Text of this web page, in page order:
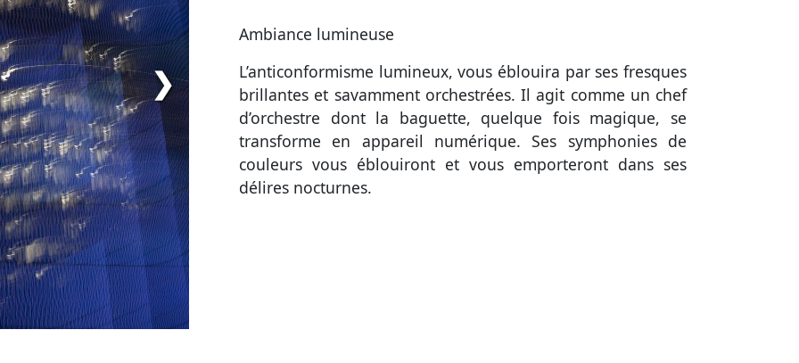
❯
Ambiance lumineuse
L’anticonformisme lumineux, vous éblouira par ses fresques
brillantes et savamment orchestrées. Il agit comme un chef
d’orchestre dont la baguette, quelque fois magique, se
transforme en appareil numérique. Ses symphonies de
couleurs vous éblouiront et vous emporteront dans ses
délires nocturnes.